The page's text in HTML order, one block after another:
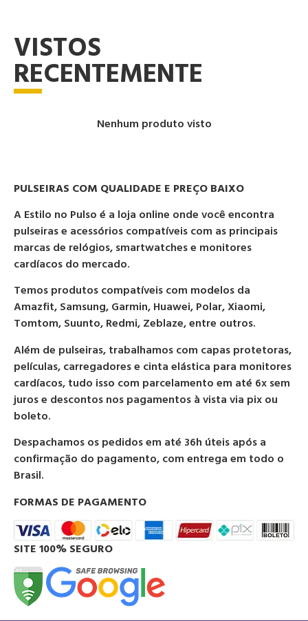
VISTOS
RECENTEMENTE
Nenhum produto visto
PULSEIRAS COM QUALIDADE E PREÇO BAIXO
A Estilo no Pulso é a loja online onde você encontra
pulseiras e acessórios compatíveis com as principais
marcas de relógios, smartwatches e monitores
cardíacos do mercado.
Temos produtos compatíveis com modelos da
Amazfit, Samsung, Garmin, Huawei, Polar, Xiaomi,
Tomtom, Suunto, Redmi, Zeblaze, entre outros.
Além de pulseiras, trabalhamos com capas protetoras,
películas, carregadores e cinta elástica para monitores
cardíacos, tudo isso com parcelamento em até 6x sem
juros e descontos nos pagamentos à vista via pix ou
boleto.
Despachamos os pedidos em até 36h úteis após a
confirmação do pagamento, com entrega em todo o
Brasil.
FORMAS DE PAGAMENTO
SITE 100% SEGURO